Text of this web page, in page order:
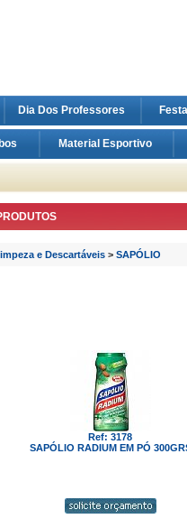
Dia Dos Professores
Material Esportivo
e Descartáveis > SAPÓLIO
Ref: 3178
SAPÓLIO RADIUM EM PÓ